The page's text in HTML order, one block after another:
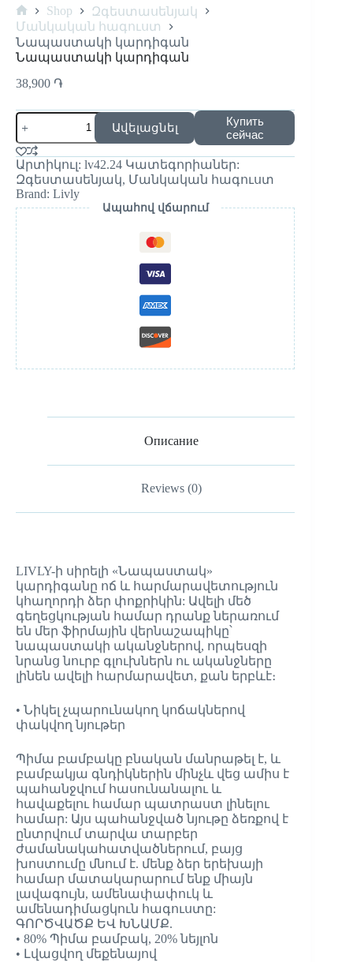
Shop
Զգեստասենյակ
Մանկական հագուստ
Նապաստակի կարդիգան
Նապաստակի կարդիգան
38,900 ֏
Ավելացնել
Купить
сейчас
Արտիկուլ: lv42.24 Կատեգորիաներ:
Զգեստասենյակ, Մանկական հագուստ
Brand: Livly
Ապահով վճարում
Описание
Reviews (0)
LIVLY-ի սիրելի «Նապաստակ»
կարդիգանը ոճ և հարմարավետություն
կհաղորդի ձեր փոքրիկին: Ավելի մեծ
գեղեցկության համար դրանք ներառում
են մեր ֆիրմային վերնաշապիկը՝
նապաստակի ականջներով, որպեսզի
նրանց նուրբ գլուխներն ու ականջները
լինեն ավելի հարմարավետ, քան երբևէ։
• Նիկել չպարունակող կոճակներով
փակվող նյութեր
Պիմա բամբակը բնական մանրաթել է, և
բամբակյա գնդիկներին մինչև վեց ամիս է
պահանջվում հասունանալու և
հավաքելու համար պատրաստ լինելու
համար: Այս պահանջված նյութը ձեռքով է
ընտրվում տարվա տարբեր
ժամանակահատվածներում, բայց
խոստումը մնում է. մենք ձեր երեխայի
համար մատակարարում ենք միայն
լավագույն, ամենափափուկ և
ամենադիմացկուն հագուստը:
ԳՈՐԾՎԱԾՔ ԵՎ ԽՆԱՄՔ.
• 80% Պիմա բամբակ, 20% նեյլոն
• Լվացվող մեքենայով